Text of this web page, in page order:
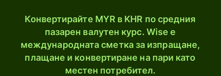
Конвертирайте MYR в KHR по средния
пазарен валутен курс. Wise е
международната сметка за изпращане,
плащане и конвертиране на пари като
местен потребител.